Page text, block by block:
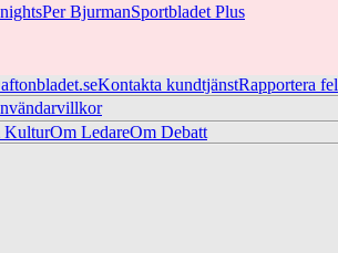
Per BjurmanSportbladet Plus
Kontakta kundtjänstRapportera fel
KulturOm LedareOm Debatt